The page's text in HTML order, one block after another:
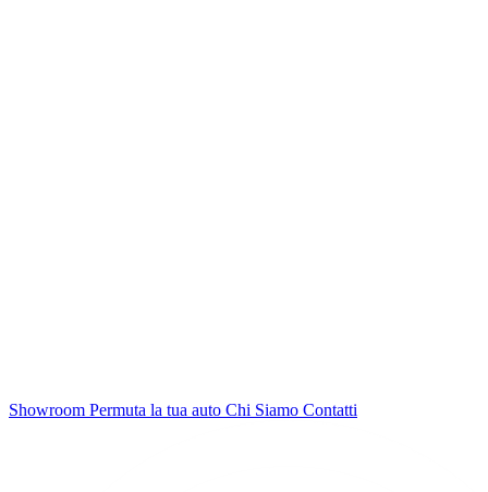
Showroom Permuta la tua auto Chi Siamo Contatti